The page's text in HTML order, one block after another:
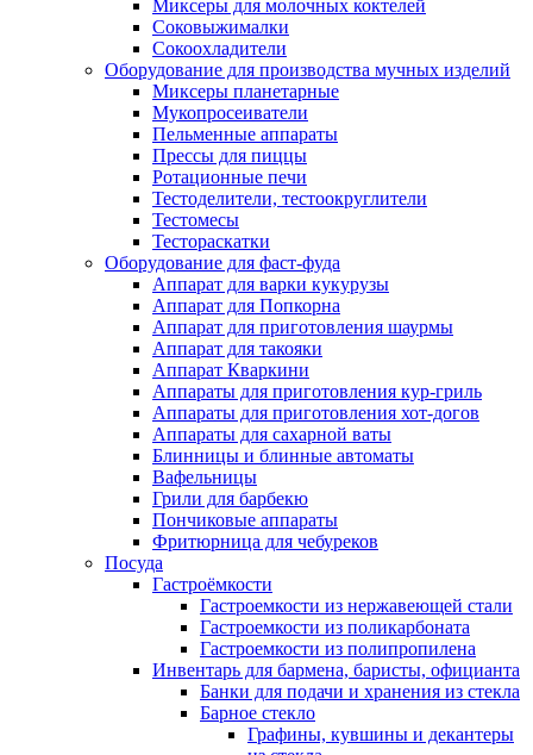
Миксеры для молочных коктелей
Соковыжималки
Сокоохладители
Оборудование для производства мучных изделий
Миксеры планетарные
Мукопросеиватели
Пельменные аппараты
Прессы для пиццы
Ротационные печи
Тестоделители, тестоокруглители
Тестомесы
Тестораскатки
Оборудование для фаст-фуда
Аппарат для варки кукурузы
Аппарат для Попкорна
Аппарат для приготовления шаурмы
Аппарат для такояки
Аппарат Кваркини
Аппараты для приготовления кур-гриль
Аппараты для приготовления хот-догов
Аппараты для сахарной ваты
Блинницы и блинные автоматы
Вафельницы
Грили для барбекю
Пончиковые аппараты
Фритюрница для чебуреков
Посуда
Гастроёмкости
Гастроемкости из нержавеющей стали
Гастроемкости из поликарбоната
Гастроемкости из полипропилена
Инвентарь для бармена, баристы, официанта
Банки для подачи и хранения из стекла
Барное стекло
Графины, кувшины и декантеры